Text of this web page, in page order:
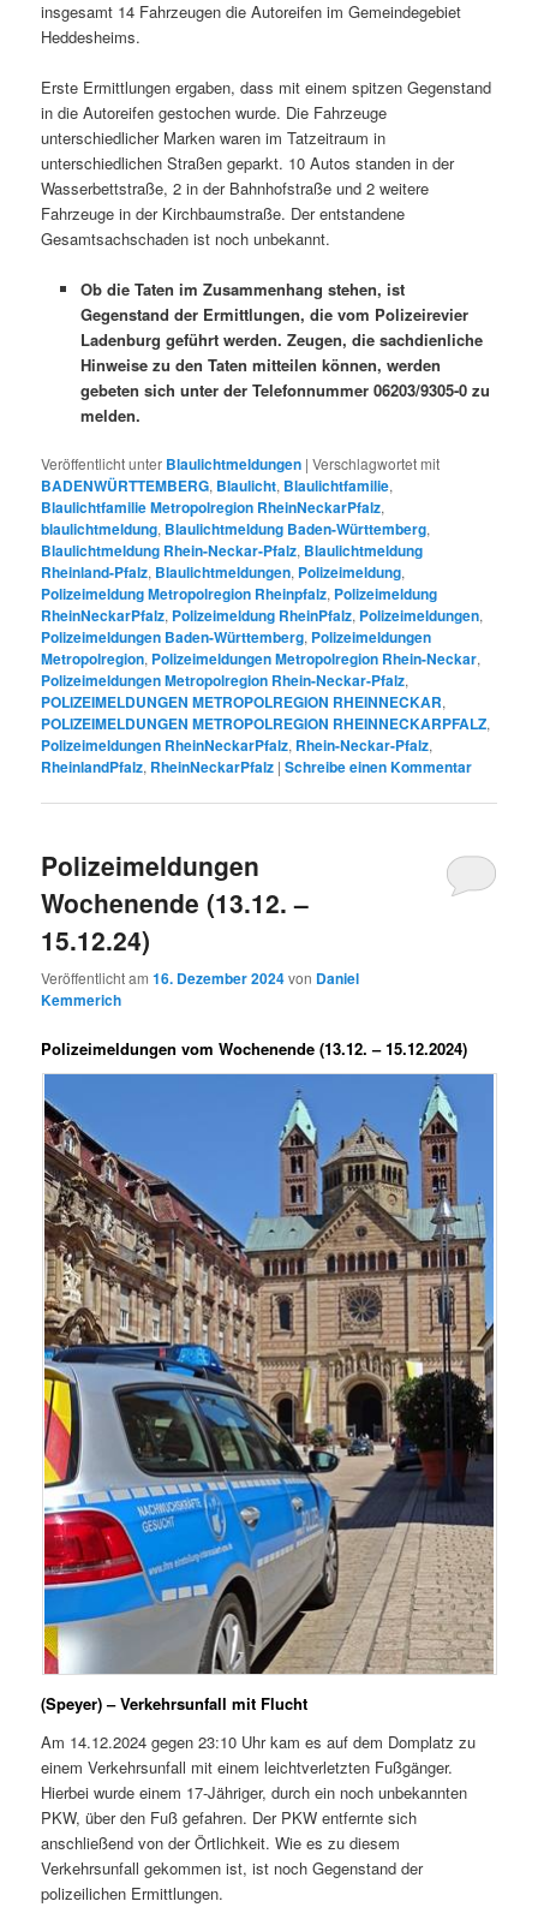
insgesamt 14 Fahrzeugen die Autoreifen im Gemeindegebiet
Heddesheims.
Erste Ermittlungen ergaben, dass mit einem spitzen Gegenstand
in die Autoreifen gestochen wurde. Die Fahrzeuge
unterschiedlicher Marken waren im Tatzeitraum in
unterschiedlichen Straßen geparkt. 10 Autos standen in der
Wasserbettstraße, 2 in der Bahnhofstraße und 2 weitere
Fahrzeuge in der Kirchbaumstraße. Der entstandene
Gesamtsachschaden ist noch unbekannt.
Ob die Taten im Zusammenhang stehen, ist
Gegenstand der Ermittlungen, die vom Polizeirevier
Ladenburg geführt werden. Zeugen, die sachdienliche
Hinweise zu den Taten mitteilen können, werden
gebeten sich unter der Telefonnummer 06203/9305-0 zu
melden.
Veröffentlicht unter Blaulichtmeldungen |Verschlagwortet mit
BADENWÜRTTEMBERG, Blaulicht, Blaulichtfamilie,
Blaulichtfamilie Metropolregion RheinNeckarPfalz,
blaulichtmeldung, Blaulichtmeldung Baden-Württemberg,
Blaulichtmeldung Rhein-Neckar-Pfalz, Blaulichtmeldung
Rheinland-Pfalz, Blaulichtmeldungen, Polizeimeldung,
Polizeimeldung Metropolregion Rheinpfalz, Polizeimeldung
RheinNeckarPfalz, Polizeimeldung RheinPfalz, Polizeimeldungen,
Polizeimeldungen Baden-Württemberg, Polizeimeldungen
Metropolregion, Polizeimeldungen Metropolregion Rhein-Neckar,
Polizeimeldungen Metropolregion Rhein-Neckar-Pfalz,
POLIZEIMELDUNGEN METROPOLREGION RHEINNECKAR,
POLIZEIMELDUNGEN METROPOLREGION RHEINNECKARPFALZ,
Polizeimeldungen RheinNeckarPfalz, Rhein-Neckar-Pfalz,
RheinlandPfalz, RheinNeckarPfalz |Schreibe einen Kommentar
Polizeimeldungen
Wochenende (13.12. –
15.12.24)
Veröffentlicht am16. Dezember 2024von Daniel
Kemmerich
Polizeimeldungen vom Wochenende (13.12. – 15.12.2024)
(Speyer) – Verkehrsunfall mit Flucht
Am 14.12.2024 gegen 23:10 Uhr kam es auf dem Domplatz zu
einem Verkehrsunfall mit einem leichtverletzten Fußgänger.
Hierbei wurde einem 17-Jähriger, durch ein noch unbekannten
PKW, über den Fuß gefahren. Der PKW entfernte sich
anschließend von der Örtlichkeit. Wie es zu diesem
Verkehrsunfall gekommen ist, ist noch Gegenstand der
polizeilichen Ermittlungen.